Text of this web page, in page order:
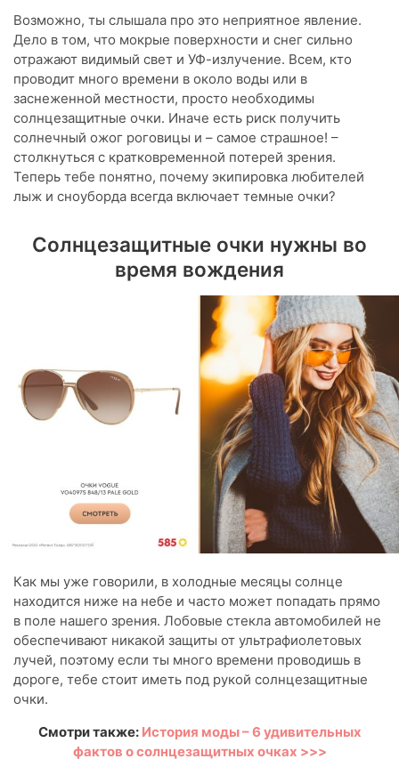
Возможно, ты слышала про это неприятное явление.
Дело в том, что мокрые поверхности и снег сильно
отражают видимый свет и УФ-излучение. Всем, кто
проводит много времени в около воды или в
заснеженной местности, просто необходимы
солнцезащитные очки. Иначе есть риск получить
солнечный ожог роговицы и – самое страшное! –
столкнуться с кратковременной потерей зрения.
Теперь тебе понятно, почему экипировка любителей
лыж и сноуборда всегда включает темные очки?
Солнцезащитные очки нужны во
время вождения
Как мы уже говорили, в холодные месяцы солнце
находится ниже на небе и часто может попадать прямо
в поле нашего зрения. Лобовые стекла автомобилей не
обеспечивают никакой защиты от ультрафиолетовых
лучей, поэтому если ты много времени проводишь в
дороге, тебе стоит иметь под рукой солнцезащитные
очки.
Смотри также: История моды – 6 удивительных
фактов о солнцезащитных очках >>>